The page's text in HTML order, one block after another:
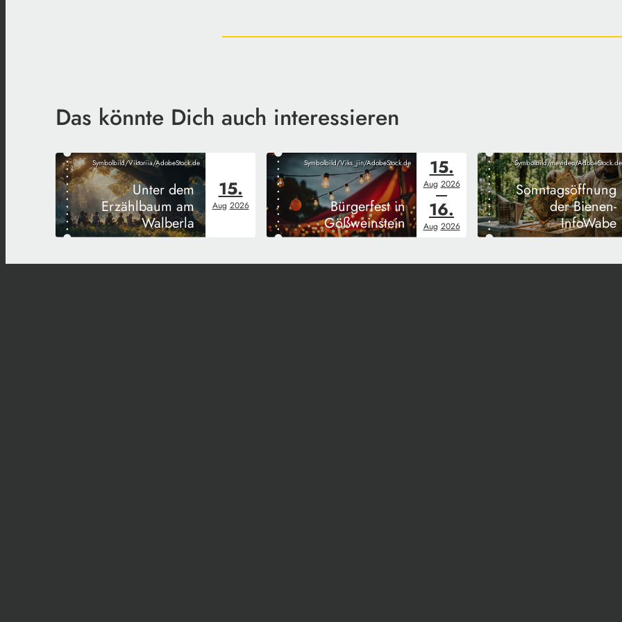
Das könnte Dich auch interessieren
Symbolbild/Viktoriia/AdobeStock.de
Unter dem
Erzählbaum am
Walberla
15.
Aug 2026
Symbolbild/Viks_jin/AdobeStock.de
Bürgerfest in
Gößweinstein
15.
Aug 2026
16.
Aug 2026
Symbolbild/mevideo/AdobeStock.de
Sonntagsöffnung
der Bienen-
InfoWabe